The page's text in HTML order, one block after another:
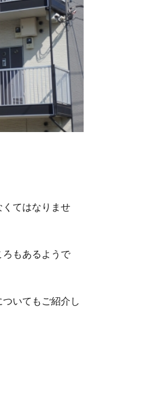
てはなりませ
もあるようで
いてもご紹介し